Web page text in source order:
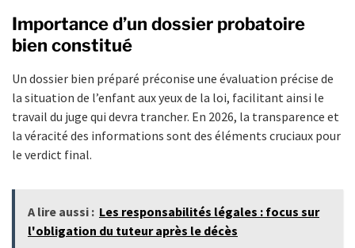
Importance d’un dossier probatoire
bien constitué
Un dossier bien préparé préconise une évaluation précise de
la situation de l’enfant aux yeux de la loi, facilitant ainsi le
travail du juge qui devra trancher. En 2026, la transparence et
la véracité des informations sont des éléments cruciaux pour
le verdict final.
A lire aussi : Les responsabilités légales : focus sur
l'obligation du tuteur après le décès